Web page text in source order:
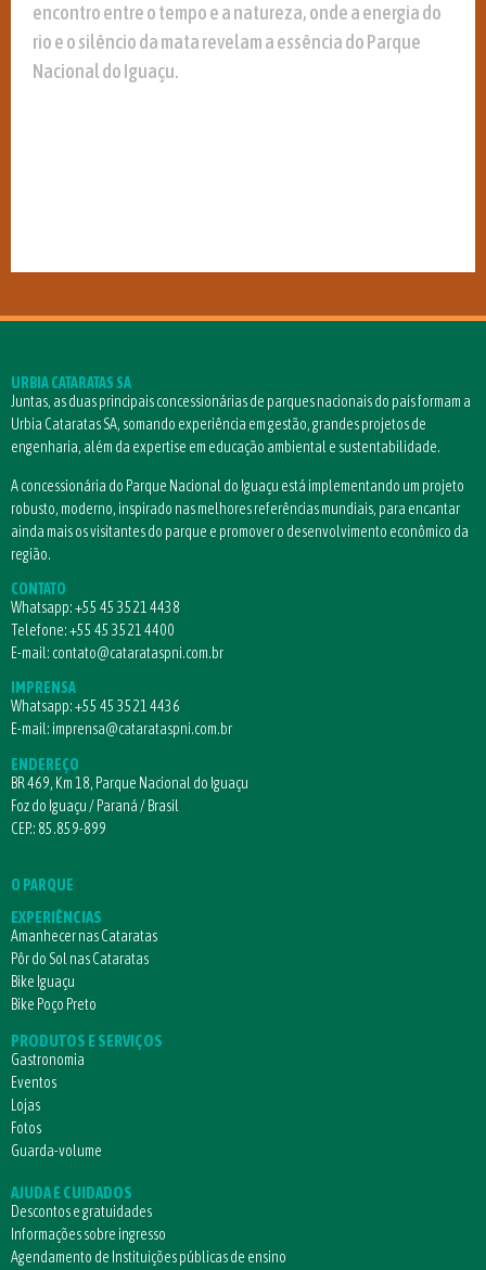
encontro entre o tempo e a natureza, onde a energia do
rio e o silêncio da mata revelam a essência do Parque
Nacional do Iguaçu.
URBIA CATARATAS SA
Juntas, as duas principais concessionárias de parques nacionais do país formam a
Urbia Cataratas SA, somando experiência em gestão, grandes projetos de
engenharia, além da expertise em educação ambiental e sustentabilidade.
A concessionária do Parque Nacional do Iguaçu está implementando um projeto
robusto, moderno, inspirado nas melhores referências mundiais, para encantar
ainda mais os visitantes do parque e promover o desenvolvimento econômico da
região.
CONTATO
Whatsapp:+55 45 3521 4438
Telefone:+55 45 3521 4400
E-mail: contato@catarataspni.com.br
IMPRENSA
Whatsapp:+55 45 3521 4436
E-mail: imprensa@catarataspni.com.br
ENDEREÇO
BR 469, Km 18, Parque Nacional do Iguaçu
Foz do Iguaçu / Paraná / Brasil
CEP.: 85.859-899
O PARQUE
EXPERIÊNCIAS
Amanhecer nas Cataratas
Pôr do Sol nas Cataratas
Bike Iguaçu
Bike Poço Preto
PRODUTOS E SERVIÇOS
Gastronomia
Eventos
Lojas
Fotos
Guarda-volume
AJUDA E CUIDADOS
Descontos e gratuidades
Informações sobre ingresso
Agendamento de Instituições públicas de ensino